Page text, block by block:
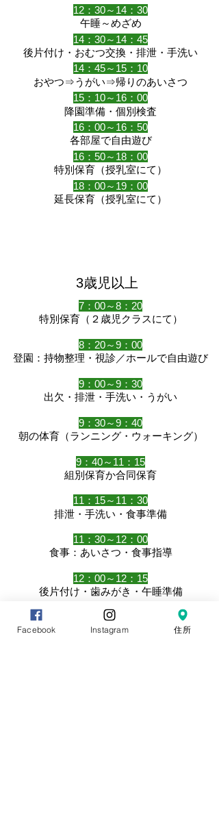
12：30～14：30
午睡～めざめ
14：30～14：45
後片付け・おむつ交換・排泄・手洗い
14：45～15：10
おやつ⇒うがい⇒帰りのあいさつ
15：10～16：00
降園準備・個別検査
16：00～16：50
各部屋で自由遊び
16：50～18：00
特別保育（授乳室にて）
18：00～19：00
延長保育（授乳室にて）
3歳児以上
7：00～8：20
特別保育（２歳児クラスにて）
8：20～9：00
登園：持物整理・視診／ホールで自由遊び
9：00～9：30
出欠・排泄・手洗い・うがい
9：30～9：40
朝の体育（ランニング・ウォーキング）
9：40～11：15
組別保育か合同保育
11：15～11：30
排泄・手洗い・食事準備
11：30～12：00
食事：あいさつ・食事指導
12：00～12：15
後片付け・歯みがき・午睡準備
12：15～12：50
自由あそび（ホール）
Facebook Instagram 住所